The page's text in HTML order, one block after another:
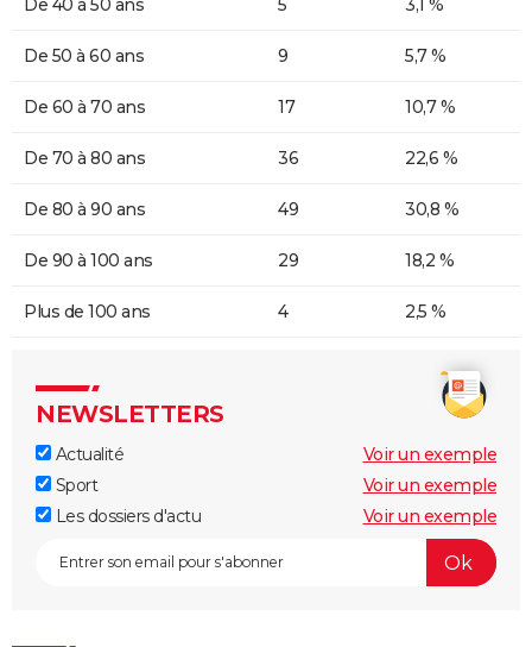
De 40 à 50 ans 5 3,1 %
De 50 à 60 ans 9 5,7 %
De 60 à 70 ans 17 10,7 %
De 70 à 80 ans 36 22,6 %
De 80 à 90 ans 49 30,8 %
De 90 à 100 ans 29 18,2 %
Plus de 100 ans 4 2,5 %
NEWSLETTERS
Actualité
Voir un exemple
Sport
Voir un exemple
Les dossiers d'actu
Voir un exemple